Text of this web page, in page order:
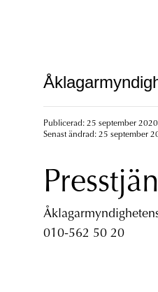
Publicerad: 25 september
Senast ändrad: 25 september
010-562 50 20